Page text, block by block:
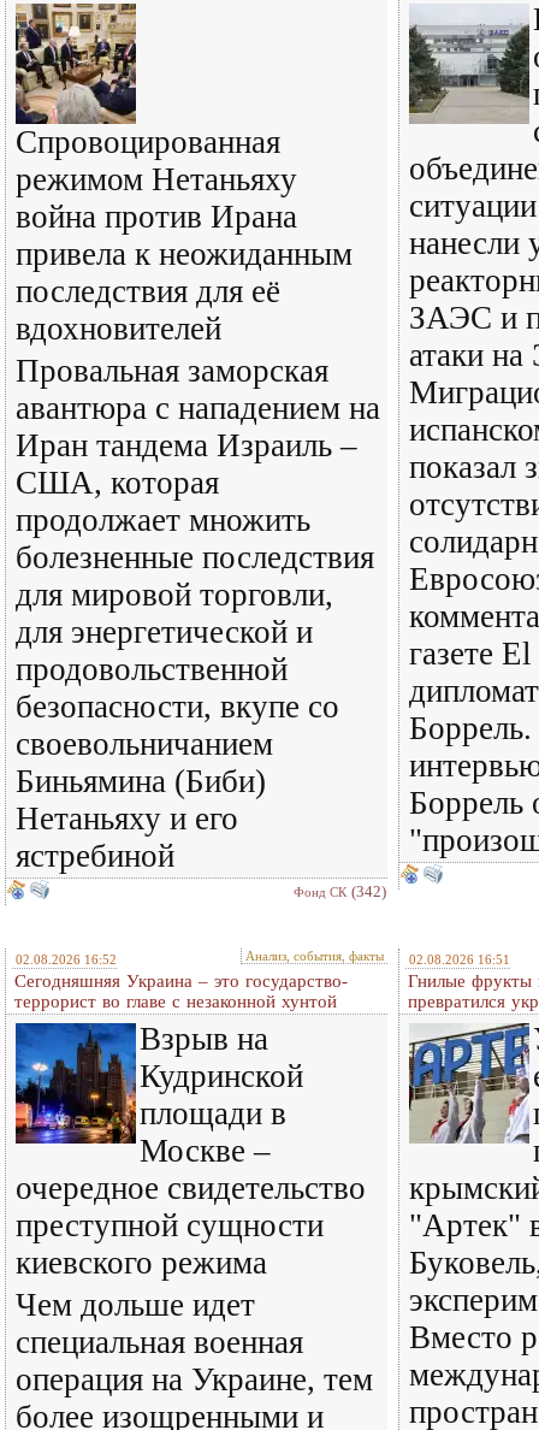
Спровоцированная
режимом Нетаньяху
война против Ирана
привела к неожиданным
последствия для её
вдохновителей
Провальная заморская
авантюра с нападением на
Иран тандема Израиль –
США, которая
продолжает множить
болезненные последствия
для мировой торговли,
для энергетической и
продовольственной
безопасности, вкупе со
своевольничанием
Биньямина (Биби)
Нетаньяху и его
ястребиной
Фонд СК (342)
нанесли
ЗАЭС и
атаки на
показал
газете
Боррель
02.08.2026 16:52 Анализ, события, факты
Сегодняшняя Украина – это государство-
террорист во главе с незаконной хунтой
Взрыв на
Кудринской
площади в
Москве –
очередное свидетельство
преступной сущности
киевского режима
Чем дольше идет
специальная военная
операция на Украине, тем
более изощренными и
02.08.2026 16:51
Гнилые фрукты
превратился
"Артек"
Вместо